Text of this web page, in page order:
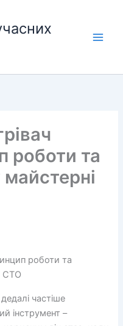
роботи та
роботи та
СТО
частіше
інструмент –